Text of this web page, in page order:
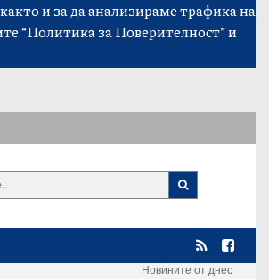
и за да анализираме трафика на
“Политика за Поверителност”и
Новините от днес